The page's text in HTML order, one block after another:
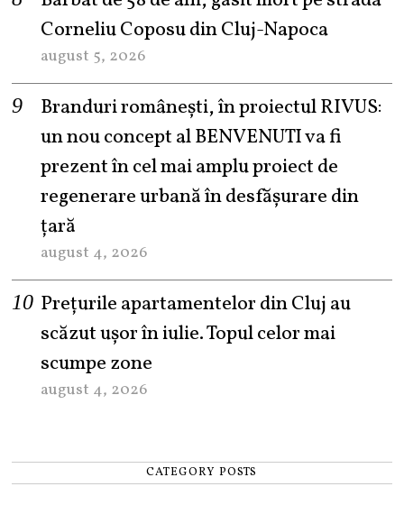
Corneliu Coposu din Cluj-Napoca
august 5, 2026
Branduri românești, în proiectul RIVUS:
un nou concept al BENVENUTI va fi
prezent în cel mai amplu proiect de
regenerare urbană în desfășurare din
țară
august 4, 2026
Prețurile apartamentelor din Cluj au
scăzut ușor în iulie. Topul celor mai
scumpe zone
august 4, 2026
CATEGORY POSTS